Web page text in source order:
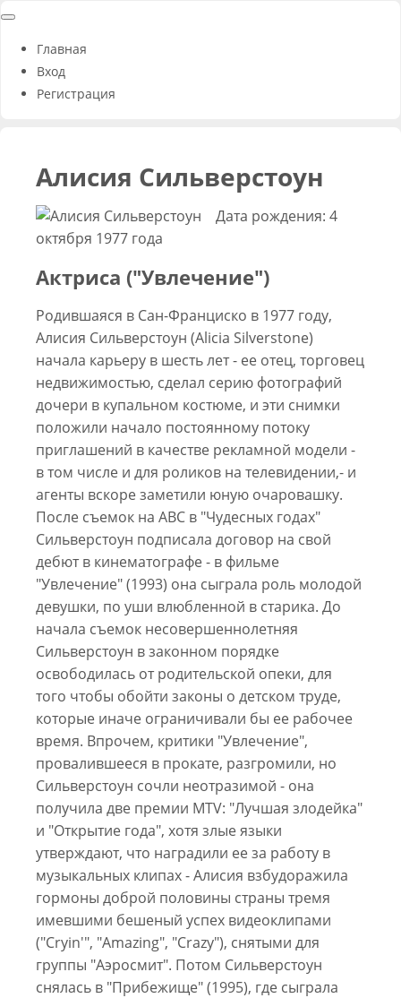
Главная
Вход
Регистрация
Алисия Сильверстоун
Дата рождения: 4
октября 1977 года
Актриса ("Увлечение")
Родившаяся в Сан-Франциско в 1977 году,
Алисия Сильверстоун (Alicia Silverstone)
начала карьеру в шесть лет - ее отец, торговец
недвижимостью, сделал серию фотографий
дочери в купальном костюме, и эти снимки
положили начало постоянному потоку
приглашений в качестве рекламной модели -
в том числе и для роликов на телевидении,- и
агенты вскоре заметили юную очаровашку.
После съемок на ABC в "Чудесных годах"
Сильверстоун подписала договор на свой
дебют в кинематографе - в фильме
"Увлечение" (1993) она сыграла роль молодой
девушки, по уши влюбленной в старика. До
начала съемок несовершеннолетняя
Сильверстоун в законном порядке
освободилась от родительской опеки, для
того чтобы обойти законы о детском труде,
которые иначе ограничивали бы ее рабочее
время. Впрочем, критики "Увлечение",
провалившееся в прокате, разгромили, но
Сильверстоун сочли неотразимой - она
получила две премии MTV: "Лучшая злодейка"
и "Открытие года", хотя злые языки
утверждают, что наградили ее за работу в
музыкальных клипах - Алисия взбудоражила
гормоны доброй половины страны тремя
имевшими бешеный успех видеоклипами
("Cryin'", "Amazing", "Crazy"), снятыми для
группы "Аэросмит". Потом Сильверстоун
снялась в "Прибежище" (1995), где сыграла